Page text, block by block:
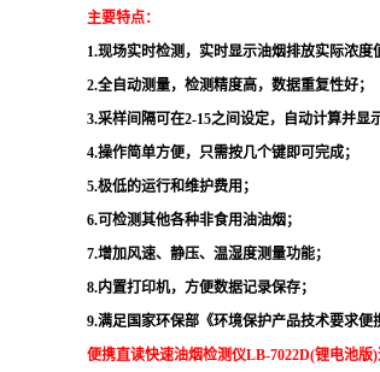
主要特点：
1.现场实时检测，实时显示油烟排放实际浓度
2.全自动测量，检测精度高，数据重复性好；
3.采样间隔可在2-15之间设定，自动计算并
4.操作简单方便，只需按几个键即可完成；
5.极低的运行和维护费用 ；
6.可检测其他各种非食用油油烟 ；
7.增加风速、静压、温湿度测量功能；
8.内置打印机，方便数据记录保存；
9.满足国家环保部《环境保护产品技术要求便
便携直读快速油烟检测仪LB-7022D(锂电池版)